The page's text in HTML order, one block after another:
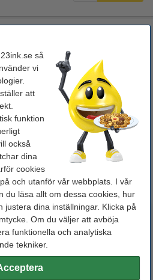
så
vi
att
funktion
också
dina
cookies
och utanför vår webbplats. I vår
du läsa allt om dessa cookies, hur
justera dina inställningar. Klicka på
Om du väljer att avböja
funktionella och analytiska
tekniker.
och beskrivningen
så skickar vi på måndag!
Beställ
produkter